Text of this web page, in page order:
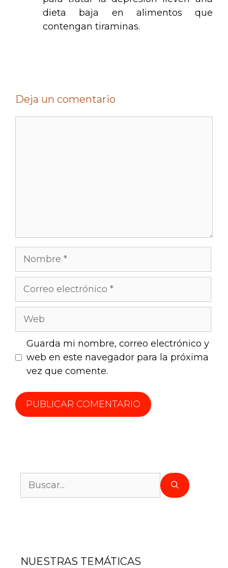
dieta baja en alimentos que
contengan tiraminas.
Deja un comentario
Guarda mi nombre, correo electrónico y
web en este navegador para la próxima
vez que comente.
NUESTRAS TEMÁTICAS